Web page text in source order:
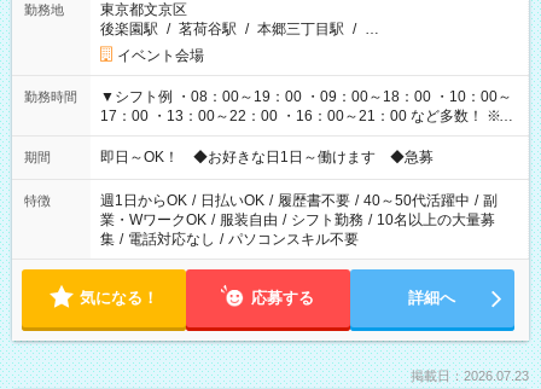
勤務地
東京都文京区
後楽園駅 / 茗荷谷駅 / 本郷三丁目駅 / …
イベント会場
勤務時間
▼シフト例 ・08：00～19：00 ・09：00～18：00 ・10：00～
17：00 ・13：00～22：00 ・16：00～21：00 など多数！ ※お
仕事により勤務時間が異なります
期間 即日～OK！ ◆お好きな日1日～働けます ◆急募
特徴 週1日からOK / 日払いOK / 履歴書不要 / 40～50代活躍中 / 副
業・WワークOK / 服装自由 / シフト勤務 / 10名以上の大量募
集 / 電話対応なし / パソコンスキル不要
気になる！ 応募する 詳細へ
掲載日：2026.07.23